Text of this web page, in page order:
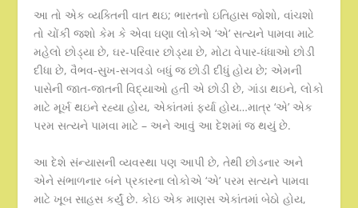
આ તો એક વ્યક્તિની વાત થઇ; ભારતનો ઇતિહાસ જોશો, વાંચશો
તો ચોંકી જશો કેમ કે એવા ઘણા લોકોએ ‘એ’ સત્યને પામવા માટે
મહેલો છોડ્યા છે, ઘર-પરિવાર છોડ્યા છે, મોટા વેપાર-ધંધાઓ છોડી
દીધા છે, વૈભવ-સુખ-સગવડો બધું જ છોડી દીધું હોય છે; એમની
પાસેની જાત-જાતની વિદ્યાઓ હતી એ છોડી છે, ગાંડા થઇને, લોકો
માટે મૂર્ખ થઇને રહ્યા હોય, એકાંતમાં ફર્યા હોય…માત્ર ‘એ’ એક
પરમ સત્યને પામવા માટે – અને આવું આ દેશમાં જ થયું છે.
આ દેશે સંન્યાસની વ્યવસ્થા પણ આપી છે, તેથી છોડનાર અને
એને સંભાળનાર બંને પ્રકારના લોકોએ ‘એ’ પરમ સત્યને પામવા
માટે ખૂબ સાહસ કર્યું છે. કોઇ એક માણસ એકાંતમાં બેઠો હોય,